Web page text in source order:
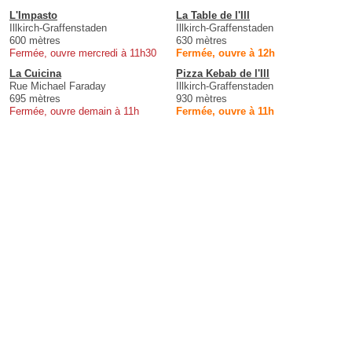
L'Impasto
Illkirch-Graffenstaden
600 mètres
Fermée, ouvre mercredi à 11h30
La Table de l'Ill
Illkirch-Graffenstaden
630 mètres
Fermée, ouvre à 12h
La Cuicina
Rue Michael Faraday
695 mètres
Fermée, ouvre demain à 11h
Pizza Kebab de l'Ill
Illkirch-Graffenstaden
930 mètres
Fermée, ouvre à 11h